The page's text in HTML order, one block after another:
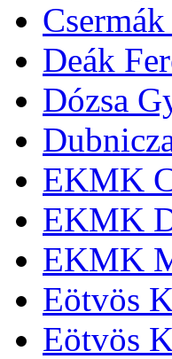
Deák
Dózsa
EKMK
EKMK
EKMK
Eötvös
Eötvös